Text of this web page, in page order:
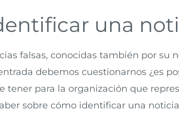
una
falsas, conocidas también por su
debemos cuestionarnos ¿es
tener para la organización que
sobre cómo identificar una